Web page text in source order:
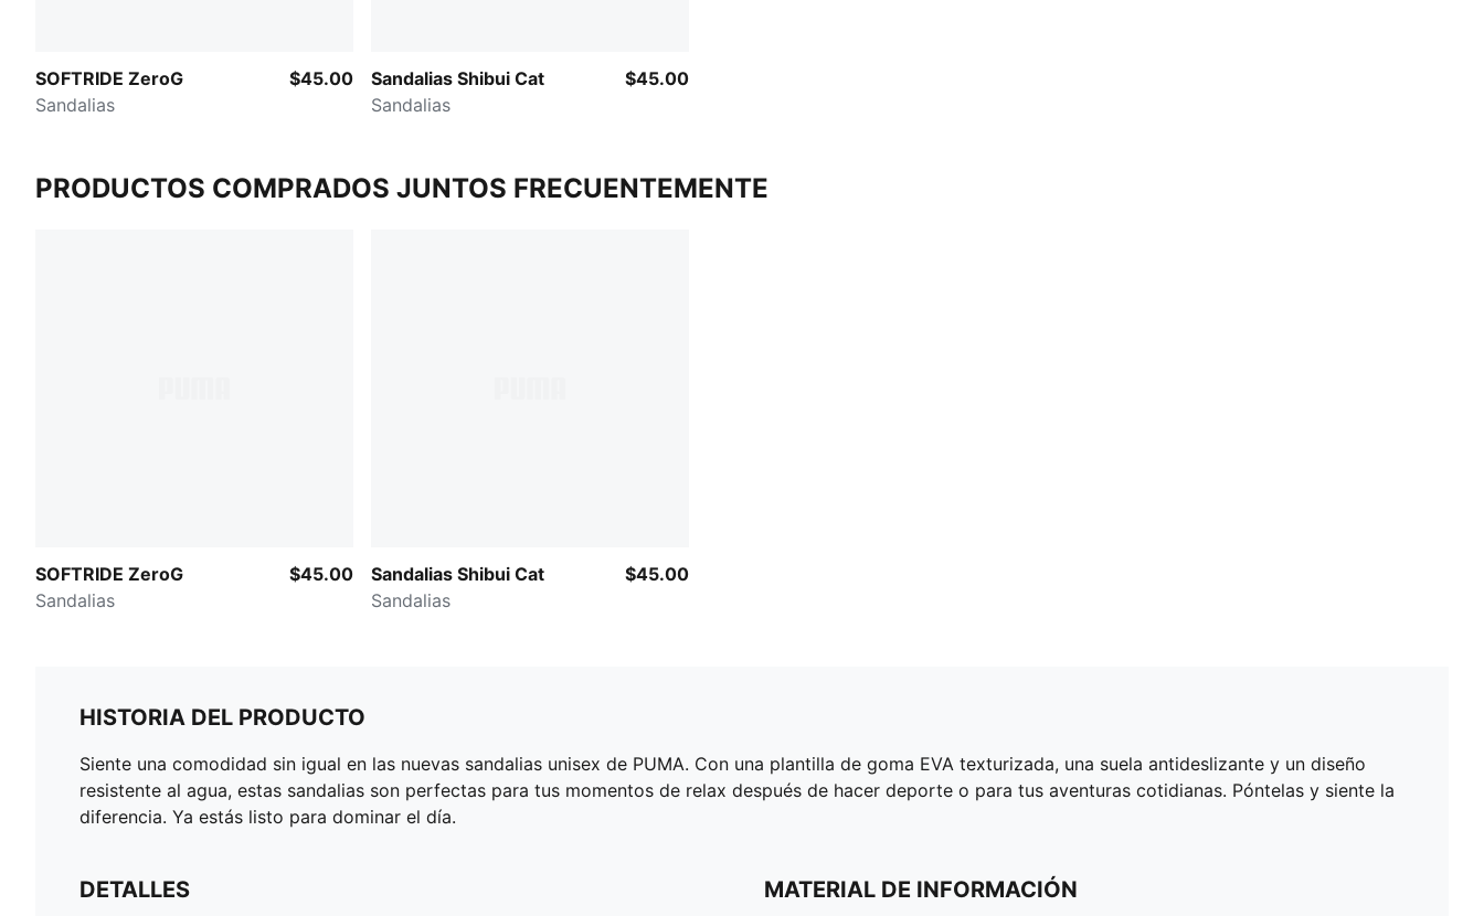
SOFTRIDE ZeroG
Sandalias
$45.00
Sandalias Shibui ​​​​​​Cat
Sandalias
$45.00
PRODUCTOS COMPRADOS JUNTOS FRECUENTEMENTE
SOFTRIDE ZeroG
Sandalias
$45.00
Sandalias Shibui ​​​​​​Cat
Sandalias
$45.00
HISTORIA DEL PRODUCTO
Siente una comodidad sin igual en las nuevas sandalias unisex de PUMA. Con una plantilla de goma EVA texturizada, una suela antideslizante y un diseño
resistente al agua, estas sandalias son perfectas para tus momentos de relax después de hacer deporte o para tus aventuras cotidianas. Póntelas y siente la
diferencia. Ya estás listo para dominar el día.
DETALLES MATERIAL DE INFORMACIÓN